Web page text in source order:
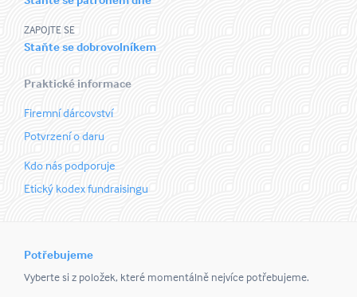
ZAPOJTE SE
Staňte se dobrovolníkem
Praktické informace
Firemní dárcovství
Potvrzení o daru
Kdo nás podporuje
Etický kodex fundraisingu
Potřebujeme
Vyberte si z položek, které momentálně nejvíce potřebujeme.